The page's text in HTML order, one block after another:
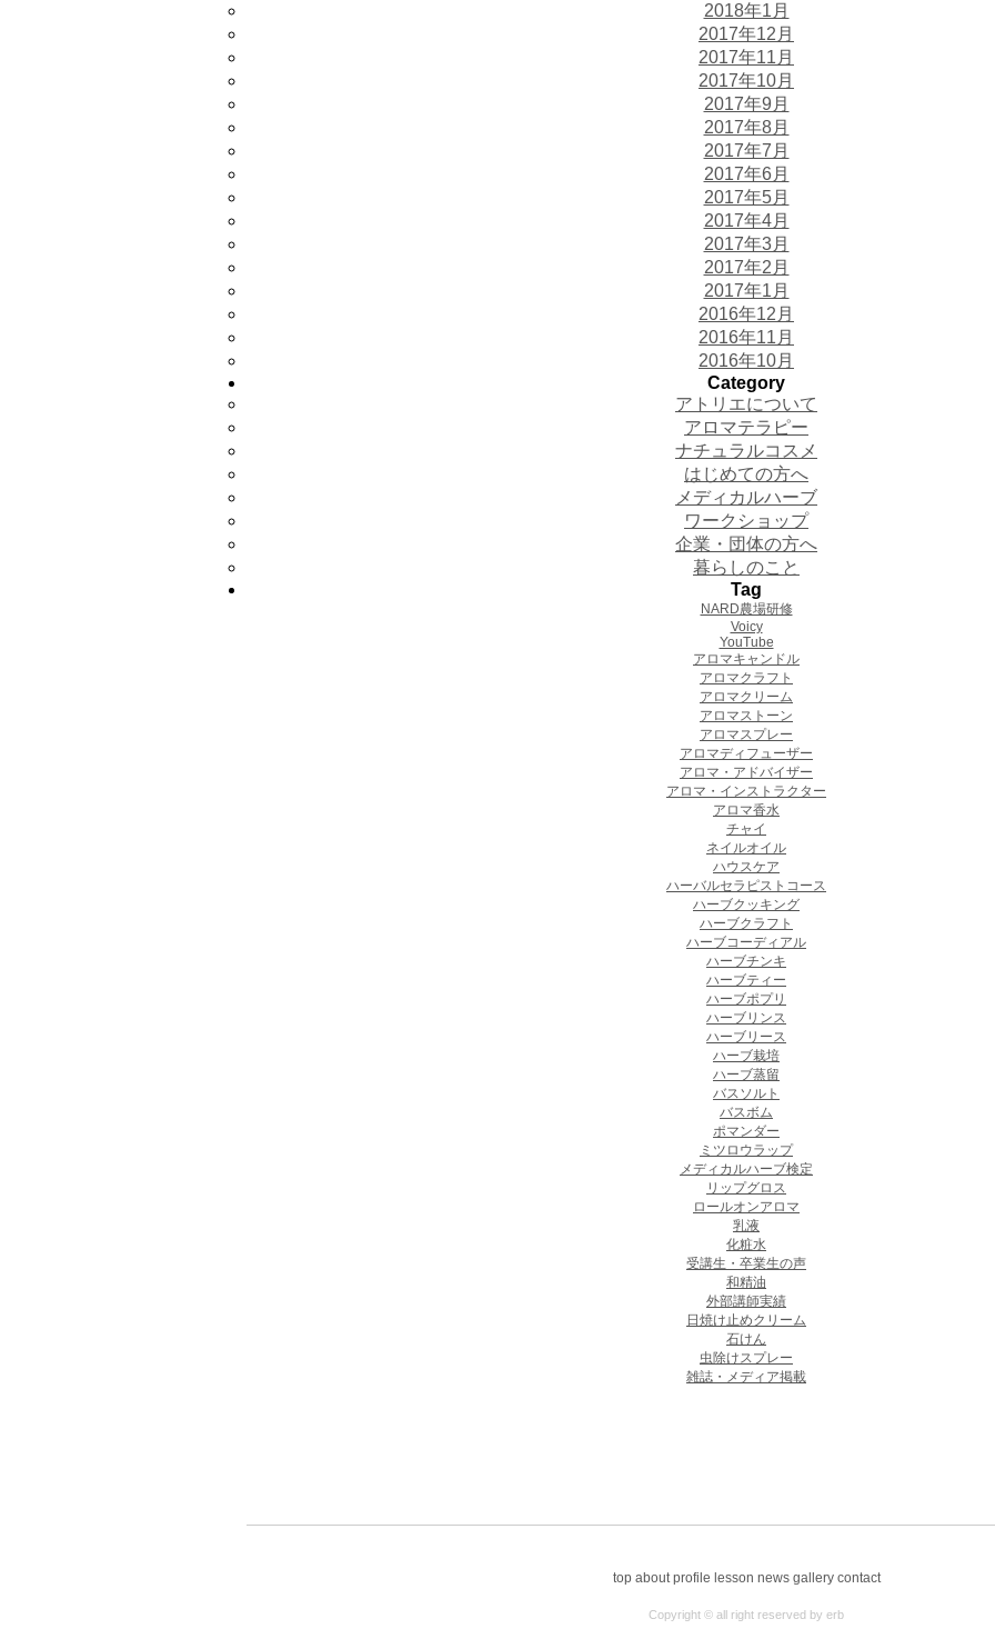
2018年1月
2017年12月
2017年11月
2017年10月
2017年9月
2017年8月
2017年7月
2017年6月
2017年5月
2017年4月
2017年3月
2017年2月
2017年1月
2016年12月
2016年11月
2016年10月
Category
アトリエについて
アロマテラピー
ナチュラルコスメ
はじめての方へ
メディカルハーブ
ワークショップ
企業・団体の方へ
暮らしのこと
Tag
NARD農場研修
Voicy
YouTube
アロマキャンドル
アロマクラフト
アロマクリーム
アロマストーン
アロマスプレー
アロマディフューザー
アロマ・アドバイザー
アロマ・インストラクター
アロマ香水
チャイ
ネイルオイル
ハウスケア
ハーバルセラピストコース
ハーブクッキング
ハーブクラフト
ハーブコーディアル
ハーブチンキ
ハーブティー
ハーブポプリ
ハーブリンス
ハーブリース
ハーブ栽培
ハーブ蒸留
バスソルト
バスボム
ポマンダー
ミツロウラップ
メディカルハーブ検定
リップグロス
ロールオンアロマ
乳液
化粧水
受講生・卒業生の声
和精油
外部講師実績
日焼け止めクリーム
石けん
虫除けスプレー
雑誌・メディア掲載
top about profile lesson news gallery contact
Copyright © all right reserved by erb